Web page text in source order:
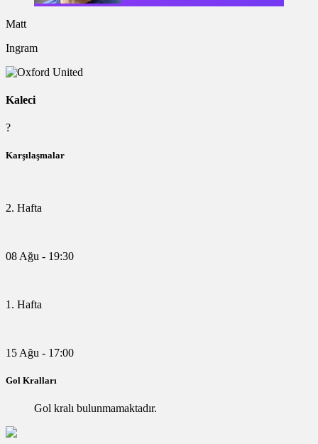
Matt
Ingram
Kaleci
?
Karşılaşmalar
2. Hafta
08 Ağu - 19:30
1. Hafta
15 Ağu - 17:00
Gol Kralları
Gol kralı bulunmamaktadır.